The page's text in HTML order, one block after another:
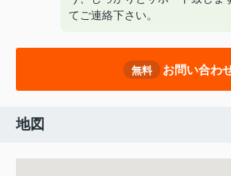
てご連絡下さい。
無料 お問い合わ
地図